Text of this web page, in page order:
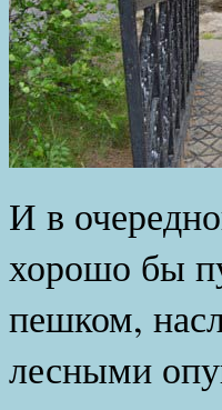
И в
хорошо бы
пешком,
лесными